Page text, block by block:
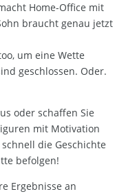
Home-Office mit
braucht genau jetzt
um eine Wette
geschlossen. Oder.
oder schaffen Sie
mit Motivation
die Geschichte
befolgen!
Ergebnisse an